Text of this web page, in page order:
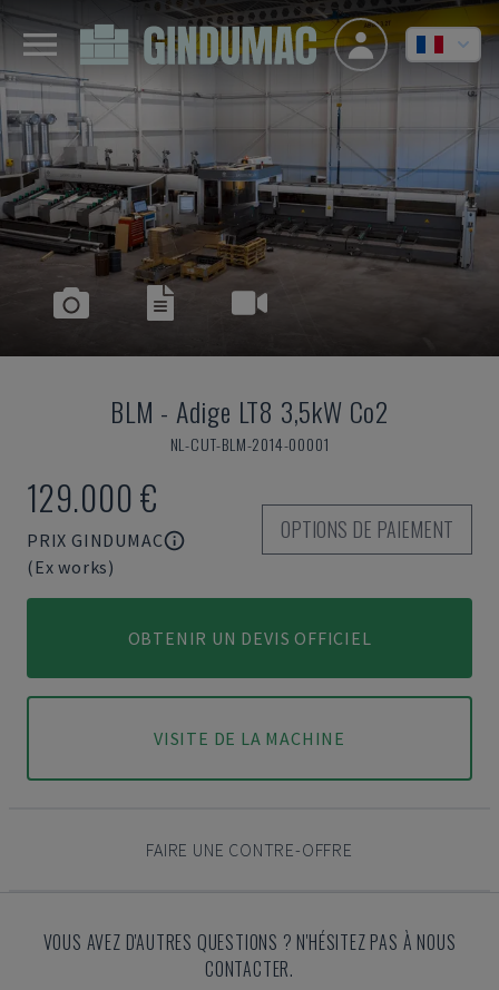
BLM - Adige LT8 3,5kW Co2
NL-CUT-BLM-2014-00001
129.000 €
PRIX GINDUMAC
(Ex works)
OPTIONS DE PAIEMENT
OBTENIR UN DEVIS OFFICIEL
VISITE DE LA MACHINE
FAIRE UNE CONTRE-OFFRE
VOUS AVEZ D'AUTRES QUESTIONS ? N'HÉSITEZ PAS À NOUS
CONTACTER.